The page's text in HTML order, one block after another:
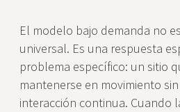
El modelo bajo demanda no
universal. Es una respuesta
problema específico: un sitio
mantenerse en movimiento
interacción continua. Cuando